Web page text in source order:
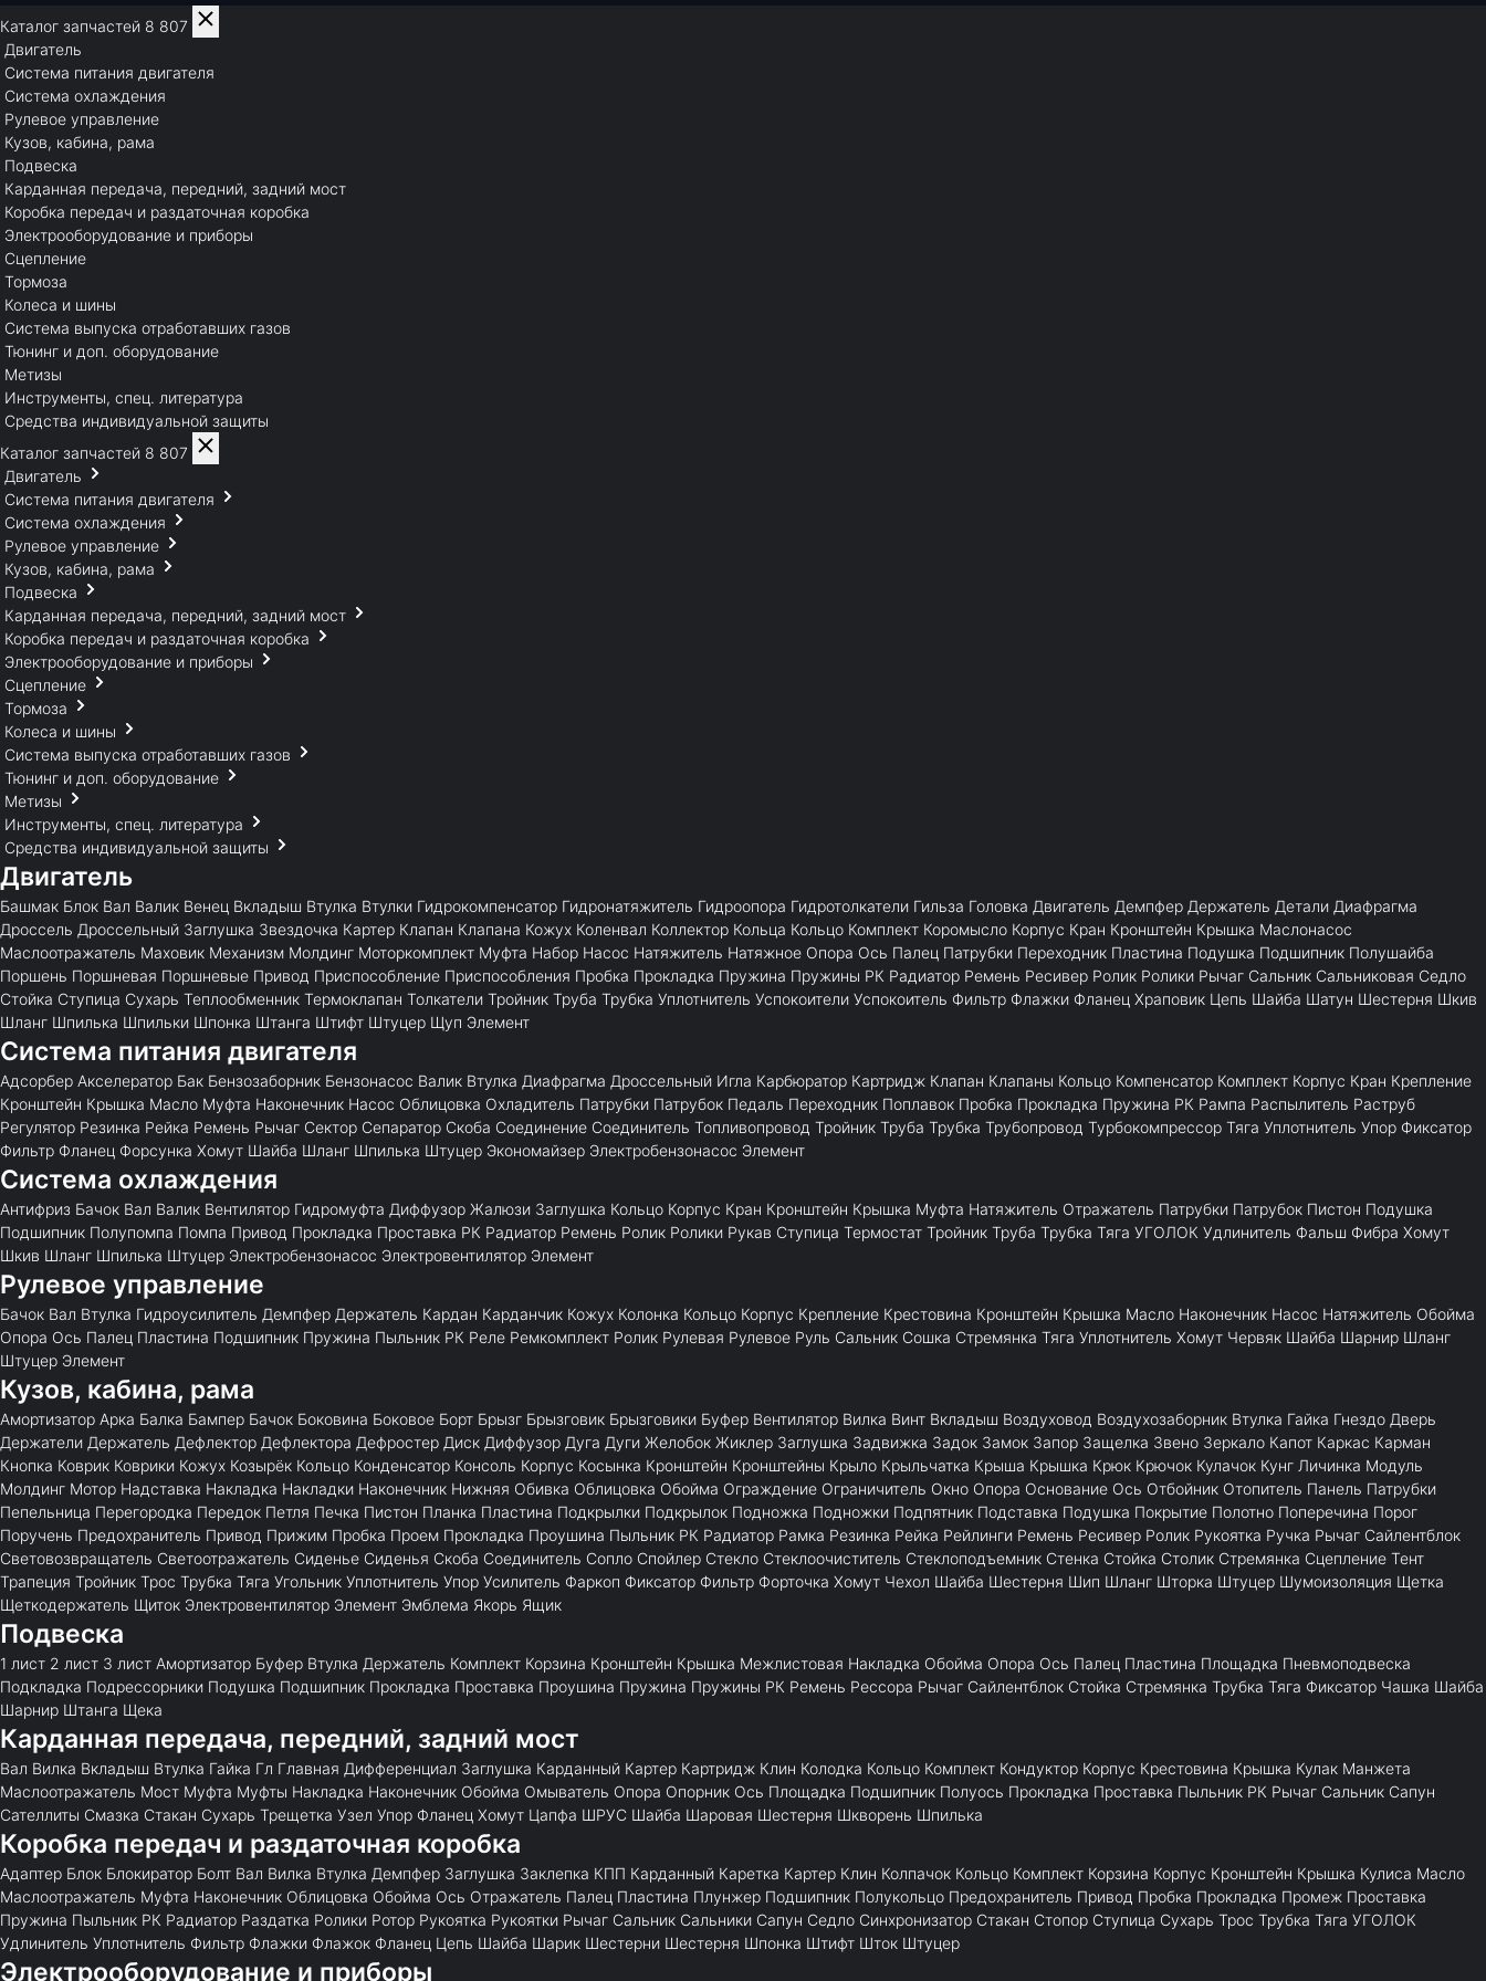
Каталог запчастей 8 807
Двигатель
Система питания двигателя
Система охлаждения
Рулевое управление
Кузов, кабина, рама
Подвеска
Карданная передача, передний, задний мост
Коробка передач и раздаточная коробка
Электрооборудование и приборы
Сцепление
Тормоза
Колеса и шины
Система выпуска отработавших газов
Тюнинг и доп. оборудование
Метизы
Инструменты, спец. литература
Средства индивидуальной защиты
Каталог запчастей 8 807
Двигатель
Система питания двигателя
Система охлаждения
Рулевое управление
Кузов, кабина, рама
Подвеска
Карданная передача, передний, задний мост
Коробка передач и раздаточная коробка
Электрооборудование и приборы
Сцепление
Тормоза
Колеса и шины
Система выпуска отработавших газов
Тюнинг и доп. оборудование
Метизы
Инструменты, спец. литература
Средства индивидуальной защиты
Двигатель
Башмак Блок Вал Валик Венец Вкладыш Втулка Втулки Гидрокомпенсатор Гидронатяжитель Гидроопора Гидротолкатели Гильза Головка Двигатель Демпфер Держатель Детали Диафрагма
Дроссель Дроссельный Заглушка Звездочка Картер Клапан Клапана Кожух Коленвал Коллектор Кольца Кольцо Комплект Коромысло Корпус Кран Кронштейн Крышка Маслонасос
Маслоотражатель Маховик Механизм Молдинг Моторкомплект Муфта Набор Насос Натяжитель Натяжное Опора Ось Палец Патрубки Переходник Пластина Подушка Подшипник Полушайба
Поршень Поршневая Поршневые Привод Приспособление Приспособления Пробка Прокладка Пружина Пружины РК Радиатор Ремень Ресивер Ролик Ролики Рычаг Сальник Сальниковая Седло
Стойка Ступица Сухарь Теплообменник Термоклапан Толкатели Тройник Труба Трубка Уплотнитель Успокоители Успокоитель Фильтр Флажки Фланец Храповик Цепь Шайба Шатун Шестерня Шкив
Шланг Шпилька Шпильки Шпонка Штанга Штифт Штуцер Щуп Элемент
Система питания двигателя
Адсорбер Акселератор Бак Бензозаборник Бензонасос Валик Втулка Диафрагма Дроссельный Игла Карбюратор Картридж Клапан Клапаны Кольцо Компенсатор Комплект Корпус Кран Крепление
Кронштейн Крышка Масло Муфта Наконечник Насос Облицовка Охладитель Патрубки Патрубок Педаль Переходник Поплавок Пробка Прокладка Пружина РК Рампа Распылитель Раструб
Регулятор Резинка Рейка Ремень Рычаг Сектор Сепаратор Скоба Соединение Соединитель Топливопровод Тройник Труба Трубка Трубопровод Турбокомпрессор Тяга Уплотнитель Упор Фиксатор
Фильтр Фланец Форсунка Хомут Шайба Шланг Шпилька Штуцер Экономайзер Электробензонасос Элемент
Система охлаждения
Антифриз Бачок Вал Валик Вентилятор Гидромуфта Диффузор Жалюзи Заглушка Кольцо Корпус Кран Кронштейн Крышка Муфта Натяжитель Отражатель Патрубки Патрубок Пистон Подушка
Подшипник Полупомпа Помпа Привод Прокладка Проставка РК Радиатор Ремень Ролик Ролики Рукав Ступица Термостат Тройник Труба Трубка Тяга УГОЛОК Удлинитель Фальш Фибра Хомут
Шкив Шланг Шпилька Штуцер Электробензонасос Электровентилятор Элемент
Рулевое управление
Бачок Вал Втулка Гидроусилитель Демпфер Держатель Кардан Карданчик Кожух Колонка Кольцо Корпус Крепление Крестовина Кронштейн Крышка Масло Наконечник Насос Натяжитель Обойма
Опора Ось Палец Пластина Подшипник Пружина Пыльник РК Реле Ремкомплект Ролик Рулевая Рулевое Руль Сальник Сошка Стремянка Тяга Уплотнитель Хомут Червяк Шайба Шарнир Шланг
Штуцер Элемент
Кузов, кабина, рама
Амортизатор Арка Балка Бампер Бачок Боковина Боковое Борт Брызг Брызговик Брызговики Буфер Вентилятор Вилка Винт Вкладыш Воздуховод Воздухозаборник Втулка Гайка Гнездо Дверь
Держатели Держатель Дефлектор Дефлектора Дефростер Диск Диффузор Дуга Дуги Желобок Жиклер Заглушка Задвижка Задок Замок Запор Защелка Звено Зеркало Капот Каркас Карман
Кнопка Коврик Коврики Кожух Козырёк Кольцо Конденсатор Консоль Корпус Косынка Кронштейн Кронштейны Крыло Крыльчатка Крыша Крышка Крюк Крючок Кулачок Кунг Личинка Модуль
Молдинг Мотор Надставка Накладка Накладки Наконечник Нижняя Обивка Облицовка Обойма Ограждение Ограничитель Окно Опора Основание Ось Отбойник Отопитель Панель Патрубки
Пепельница Перегородка Передок Петля Печка Пистон Планка Пластина Подкрылки Подкрылок Подножка Подножки Подпятник Подставка Подушка Покрытие Полотно Поперечина Порог
Поручень Предохранитель Привод Прижим Пробка Проем Прокладка Проушина Пыльник РК Радиатор Рамка Резинка Рейка Рейлинги Ремень Ресивер Ролик Рукоятка Ручка Рычаг Сайлентблок
Световозвращатель Светоотражатель Сиденье Сиденья Скоба Соединитель Сопло Спойлер Стекло Стеклоочиститель Стеклоподъемник Стенка Стойка Столик Стремянка Сцепление Тент
Трапеция Тройник Трос Трубка Тяга Угольник Уплотнитель Упор Усилитель Фаркоп Фиксатор Фильтр Форточка Хомут Чехол Шайба Шестерня Шип Шланг Шторка Штуцер Шумоизоляция Щетка
Щеткодержатель Щиток Электровентилятор Элемент Эмблема Якорь Ящик
Подвеска
1 лист 2 лист 3 лист Амортизатор Буфер Втулка Держатель Комплект Корзина Кронштейн Крышка Межлистовая Накладка Обойма Опора Ось Палец Пластина Площадка Пневмоподвеска
Подкладка Подрессорники Подушка Подшипник Прокладка Проставка Проушина Пружина Пружины РК Ремень Рессора Рычаг Сайлентблок Стойка Стремянка Трубка Тяга Фиксатор Чашка Шайба
Шарнир Штанга Щека
Карданная передача, передний, задний мост
Вал Вилка Вкладыш Втулка Гайка Гл Главная Дифференциал Заглушка Карданный Картер Картридж Клин Колодка Кольцо Комплект Кондуктор Корпус Крестовина Крышка Кулак Манжета
Маслоотражатель Мост Муфта Муфты Накладка Наконечник Обойма Омыватель Опора Опорник Ось Площадка Подшипник Полуось Прокладка Проставка Пыльник РК Рычаг Сальник Сапун
Сателлиты Смазка Стакан Сухарь Трещетка Узел Упор Фланец Хомут Цапфа ШРУС Шайба Шаровая Шестерня Шкворень Шпилька
Коробка передач и раздаточная коробка
Адаптер Блок Блокиратор Болт Вал Вилка Втулка Демпфер Заглушка Заклепка КПП Карданный Каретка Картер Клин Колпачок Кольцо Комплект Корзина Корпус Кронштейн Крышка Кулиса Масло
Маслоотражатель Муфта Наконечник Облицовка Обойма Ось Отражатель Палец Пластина Плунжер Подшипник Полукольцо Предохранитель Привод Пробка Прокладка Промеж Проставка
Пружина Пыльник РК Радиатор Раздатка Ролики Ротор Рукоятка Рукоятки Рычаг Сальник Сальники Сапун Седло Синхронизатор Стакан Стопор Ступица Сухарь Трос Трубка Тяга УГОЛОК
Удлинитель Уплотнитель Фильтр Флажки Флажок Фланец Цепь Шайба Шарик Шестерни Шестерня Шпонка Штифт Шток Штуцер
Электрооборудование и приборы